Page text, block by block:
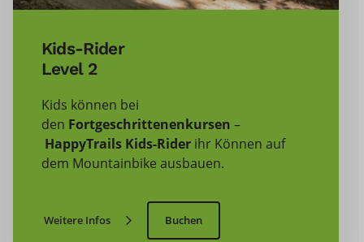
Kids-Rider
Level 2
Kids können bei
den Fortgeschrittenenkursen –
HappyTrails Kids-Rider ihr Können auf
dem Mountainbike ausbauen.
Weitere Infos Buchen